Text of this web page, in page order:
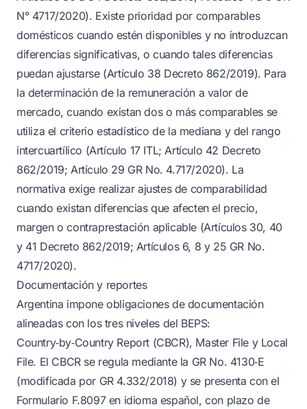
N° 4717/2020). Existe prioridad por comparables
domésticos cuando estén disponibles y no introduzcan
diferencias significativas, o cuando tales diferencias
puedan ajustarse (Artículo 38 Decreto 862/2019). Para
la determinación de la remuneración a valor de
mercado, cuando existan dos o más comparables se
utiliza el criterio estadístico de la mediana y del rango
intercuartílico (Artículo 17 ITL; Artículo 42 Decreto
862/2019; Artículo 29 GR No. 4.717/2020). La
normativa exige realizar ajustes de comparabilidad
cuando existan diferencias que afecten el precio,
margen o contraprestación aplicable (Artículos 30, 40
y 41 Decreto 862/2019; Artículos 6, 8 y 25 GR No.
4717/2020).
Documentación y reportes
Argentina impone obligaciones de documentación
alineadas con los tres niveles del BEPS:
Country‑by‑Country Report (CBCR), Master File y Local
File. El CBCR se regula mediante la GR No. 4130‑E
(modificada por GR 4.332/2018) y se presenta con el
Formulario F.8097 en idioma español, con plazo de